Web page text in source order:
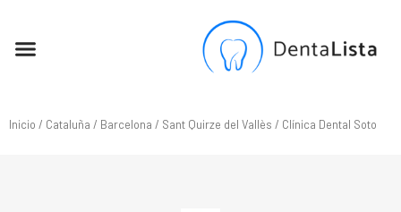
Inicio / Cataluña / Barcelona / Sant Quirze del Vallès / Clínica Dental Soto